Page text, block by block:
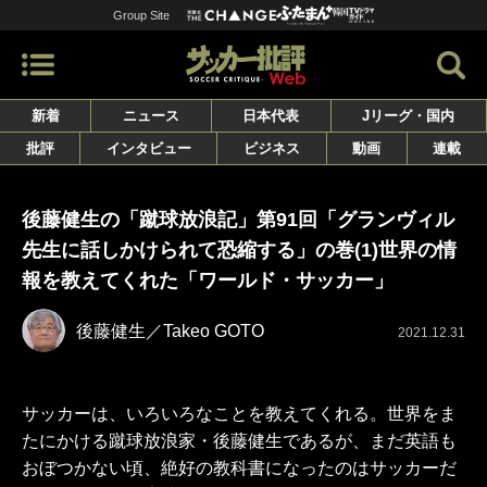
Group Site
新着 ニュース 日本代表
Jリーグ・国内
批評
インタビュー ビジネス 動画 連載
後藤健生の「蹴球放浪記」第91回「グランヴィル
先生に話しかけられて恐縮する」の巻(1)世界の情
報を教えてくれた「ワールド・サッカー」
後藤健生／Takeo GOTO 2021.12.31
サッカーは、いろいろなことを教えてくれる。世界をま
たにかける蹴球放浪家・後藤健生であるが、まだ英語も
おぼつかない頃、絶好の教科書になったのはサッカーだ